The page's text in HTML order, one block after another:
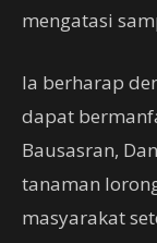
mengatasi
Ia berharap
dapat
Bausasran,
tanaman
masyarakat